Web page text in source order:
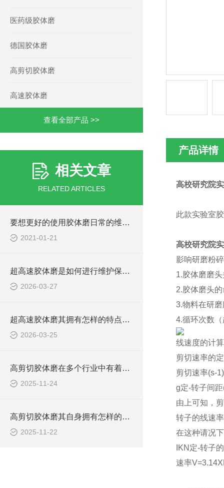
医药级胶体磨
德国胶体磨
高剪切胶体磨
高速胶体磨
查看全部产品 >>
相关文章
RELATED ARTICLES
要想更好的使用胶体磨日常的维护保养必*！
2021-01-21
超高速胶体磨是如何进行维护保养的？
2026-03-27
超高速胶体磨其拥有怎样的特点呢？
2026-03-25
高剪切胶体磨在多个行业中有着广泛的应用
2025-11-24
高剪切胶体磨其自身拥有怎样的作用呢？
2025-11-22
产品详情
高校研究院
此款实验室
高校研究院
影响研磨粉
1.胶体磨磨
2.胶体磨头
3.物料在研
4.循环次数
线速度的计
剪切速率的
剪切速率(s-
g定-转子间距
由上可知，
转子的线速率
在这种请况
IKN定-转子
速率